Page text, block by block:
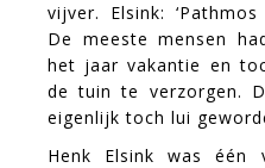
vijver. Elsink:
De meeste mensen
het jaar vakantie en
de tuin te verzorgen.
eigenlijk toch lui
Henk Elsink was één